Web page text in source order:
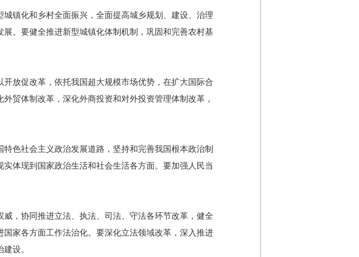
镇化和乡村全面振兴，全面提高城乡规划、建设、治理
。要健全推进新型城镇化体制机制，巩固和完善农村基
放促改革，依托我国超大规模市场优势，在扩大国际合
贸体制改革，深化外商投资和对外投资管理体制改革，
色社会主义政治发展道路，坚持和完善我国根本政治制
体现到国家政治生活和社会生活各方面。要加强人民当
，协同推进立法、执法、司法、守法各环节改革，健全
家各方面工作法治化。要深化立法领域改革，深入推进
设。